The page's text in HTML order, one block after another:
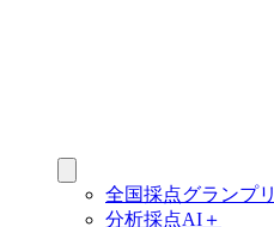
全国採点グランプリ
分析採点AI＋